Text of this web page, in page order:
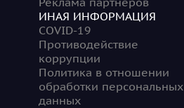
ИНАЯ ИНФОРМАЦИЯ
COVID-19
Противодействие
коррупции
Политика в отношении
обработки персональных
данных